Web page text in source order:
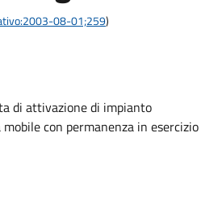
08-01;259)
di attivazione di impianto
con permanenza in esercizio